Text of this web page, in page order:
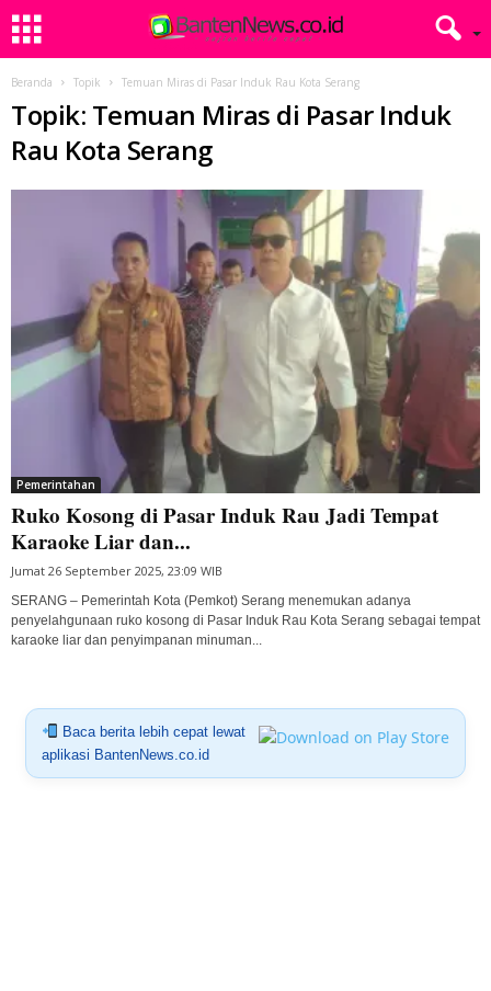
Beranda Topik Temuan Miras di Pasar Induk Rau Kota Serang
Topik: Temuan Miras di Pasar Induk
Rau Kota Serang
Pemerintahan
Ruko Kosong di Pasar Induk Rau Jadi Tempat
Karaoke Liar dan...
Jumat 26 September 2025, 23:09 WIB
SERANG – Pemerintah Kota (Pemkot) Serang menemukan adanya
penyelahgunaan ruko kosong di Pasar Induk Rau Kota Serang sebagai tempat
karaoke liar dan penyimpanan minuman...
Baca berita lebih cepat lewat
aplikasi BantenNews.co.id